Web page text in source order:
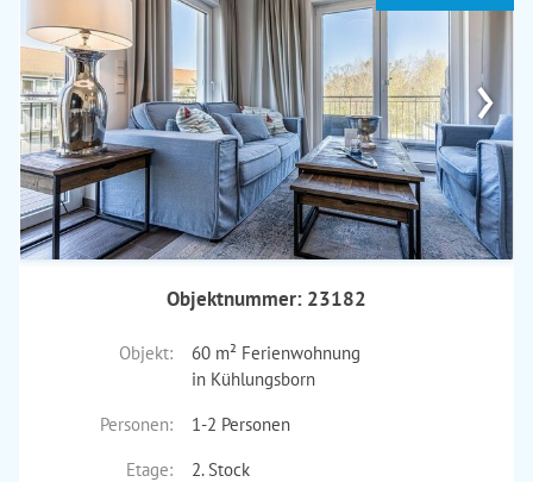
›
Objektnummer: 23182
Objekt:
60 m² Ferienwohnung
in Kühlungsborn
Personen:
1-2 Personen
Etage:
2. Stock